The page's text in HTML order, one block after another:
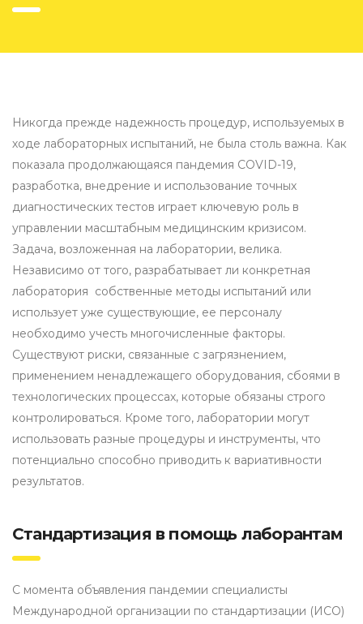
Никогда прежде надежность процедур, используемых в
ходе лабораторных испытаний, не была столь важна. Как
показала продолжающаяся пандемия COVID-19,
разработка, внедрение и использование точных
диагностических тестов играет ключевую роль в
управлении масштабным медицинским кризисом.
Задача, возложенная на лаборатории, велика.
Независимо от того, разрабатывает ли конкретная
лаборатория собственные методы испытаний или
использует уже существующие, ее персоналу
необходимо учесть многочисленные факторы.
Существуют риски, связанные с загрязнением,
применением ненадлежащего оборудования, сбоями в
технологических процессах, которые обязаны строго
контролироваться. Кроме того, лаборатории могут
использовать разные процедуры и инструменты, что
потенциально способно приводить к вариативности
результатов.
Стандартизация в помощь лаборантам
С момента объявления пандемии специалисты
Международной организации по стандартизации (ИСО)